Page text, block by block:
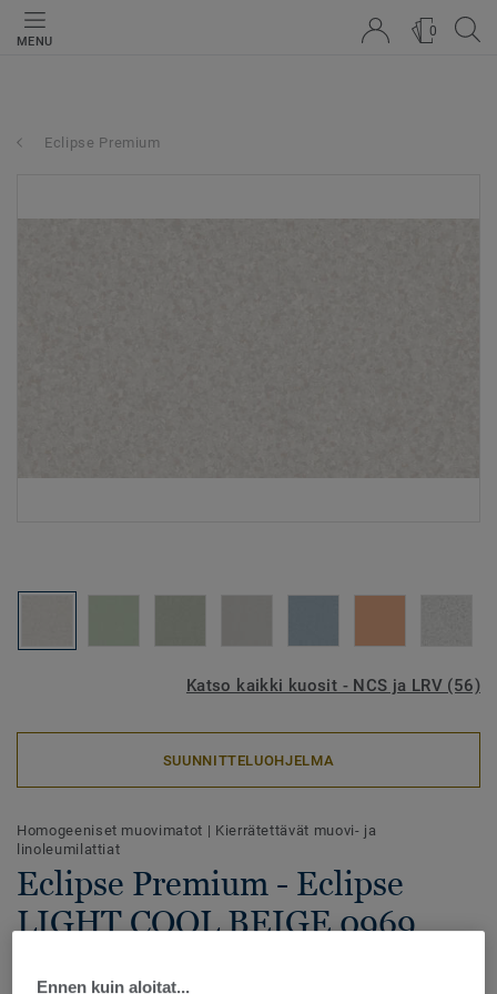
MENU
0
Eclipse Premium
Katso kaikki kuosit - NCS ja LRV (56)
SUUNNITTELUOHJELMA
Homogeeniset muovimatot | Kierrätettävät muovi- ja
linoleumilattiat
Eclipse Premium - Eclipse
LIGHT COOL BEIGE 0969
Ennen kuin aloitat...